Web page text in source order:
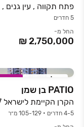
פתח תקווה , עין גנים ,
5 חדרים
החל מ-
אכלוס קרוב
PATIO בן שמן
הקרן הקיימת לישראל 37, נופי בן שמן, לוד
4-5 חדרים • 105-129 מ״ר